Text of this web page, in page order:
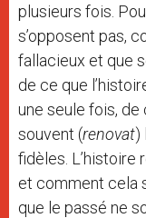
plusieurs fois.
s’opposent pas,
fallacieux et que
de ce que
une seule fois,
souvent (renovat)
fidèles. L’histoire
et comment cela
que le passé ne